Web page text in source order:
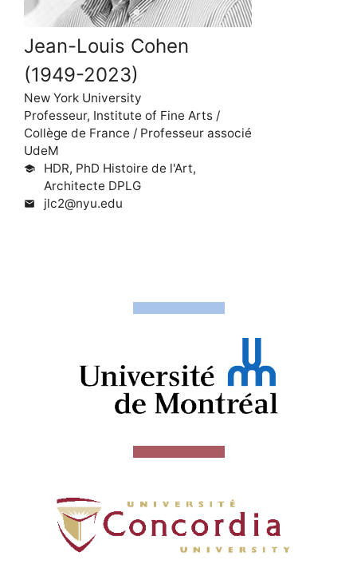
Jean-Louis Cohen
(1949-2023)
New York University
Professeur, Institute of Fine Arts /
Collège de France / Professeur associé
UdeM
school
HDR, PhD Histoire de l'Art,
Architecte DPLG
mail jlc2@nyu.edu